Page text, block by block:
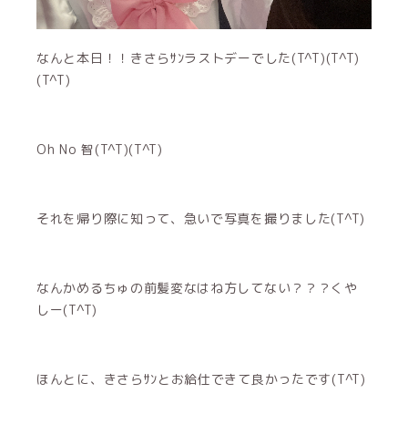
なんと本日！！きさらｻﾝラストデーでした(T^T)(T^T)
(T^T)
Oh No 智(T^T)(T^T)
それを帰り際に知って、急いで写真を撮りました(T^T)
なんかめるちゅの前髪変なはね方してない？？？くや
しー(T^T)
ほんとに、きさらｻﾝとお給仕できて良かったです(T^T)